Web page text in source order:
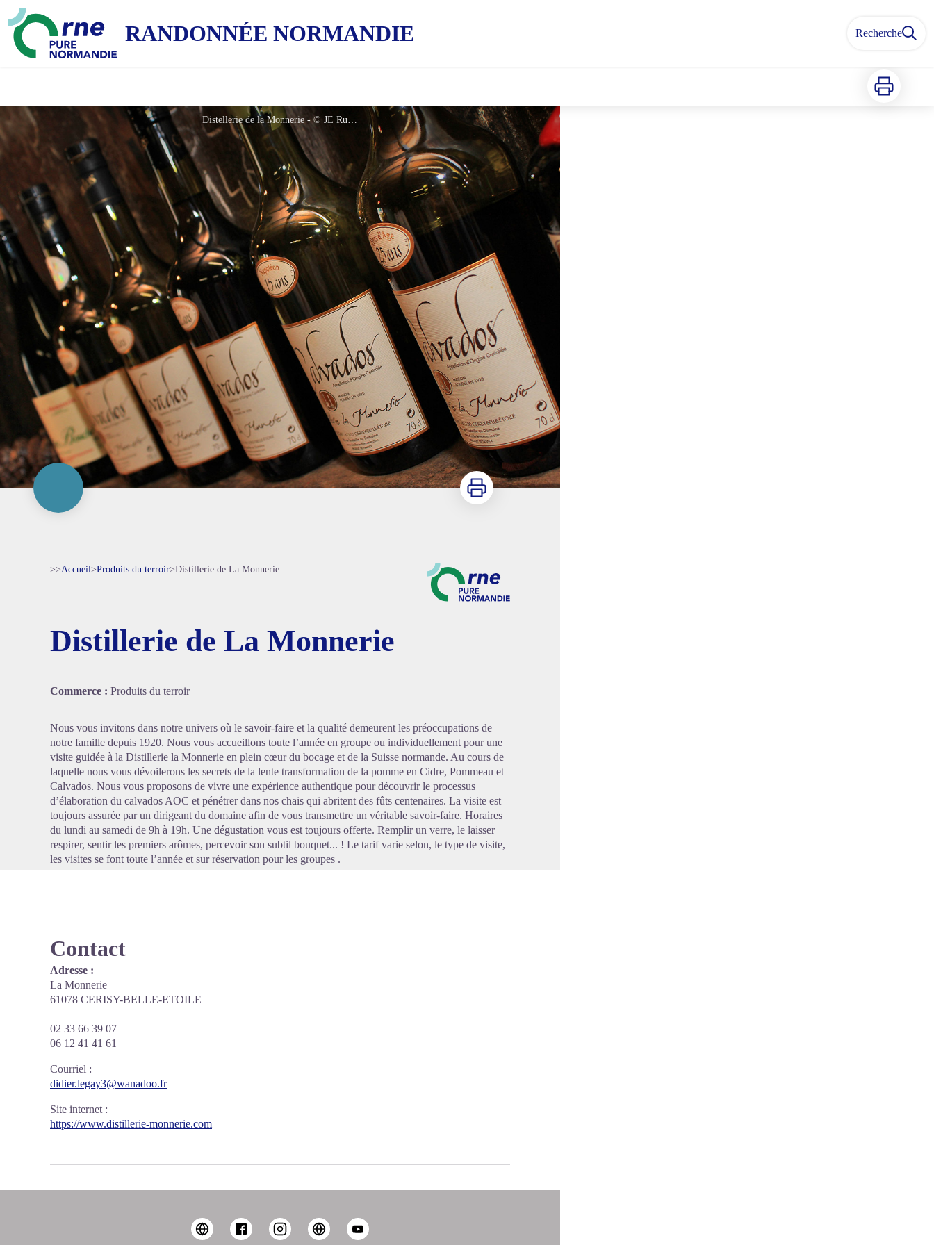
RANDONNÉE NORMANDIE Recherche
Imprimer
Distellerie de la Monnerie - © JE Rubio
Imprimer
>>Accueil>Produits du terroir>Distillerie de La Monnerie
Distillerie de La Monnerie
Commerce : Produits du terroir
Nous vous invitons dans notre univers où le savoir-faire et la qualité demeurent les préoccupations de
notre famille depuis 1920. Nous vous accueillons toute l’année en groupe ou individuellement pour une
visite guidée à la Distillerie la Monnerie en plein cœur du bocage et de la Suisse normande. Au cours de
laquelle nous vous dévoilerons les secrets de la lente transformation de la pomme en Cidre, Pommeau et
Calvados. Nous vous proposons de vivre une expérience authentique pour découvrir le processus
d’élaboration du calvados AOC et pénétrer dans nos chais qui abritent des fûts centenaires. La visite est
toujours assurée par un dirigeant du domaine afin de vous transmettre un véritable savoir-faire. Horaires
du lundi au samedi de 9h à 19h. Une dégustation vous est toujours offerte. Remplir un verre, le laisser
respirer, sentir les premiers arômes, percevoir son subtil bouquet... ! Le tarif varie selon, le type de visite,
les visites se font toute l’année et sur réservation pour les groupes .
Contact
Adresse :
La Monnerie
61078 CERISY-BELLE-ETOILE
02 33 66 39 07
06 12 41 41 61
Courriel :
didier.legay3@wanadoo.fr
Site internet :
https://www.distillerie-monnerie.com